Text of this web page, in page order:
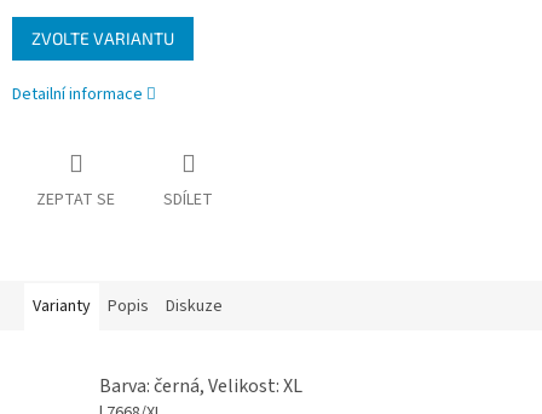
Měrná
cena:
ZVOLTE VARIANTU
Detailní informace
ZEPTAT SE SDÍLET
Varianty Popis Diskuze
Barva: černá, Velikost: XL